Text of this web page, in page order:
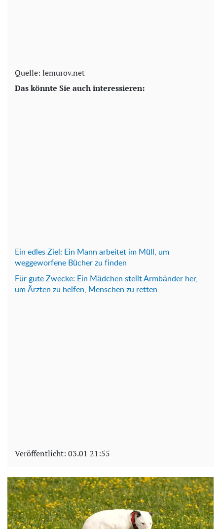
Quelle: lemurov.net
Das könnte Sie auch interessieren:
Ein edles Ziel: Ein Mann arbeitet im Müll, um
weggeworfene Bücher zu finden
Für gute Zwecke: Ein Mädchen stellt Armbänder her,
um Ärzten zu helfen, Menschen zu retten
Veröffentlicht: 03.01 21:55